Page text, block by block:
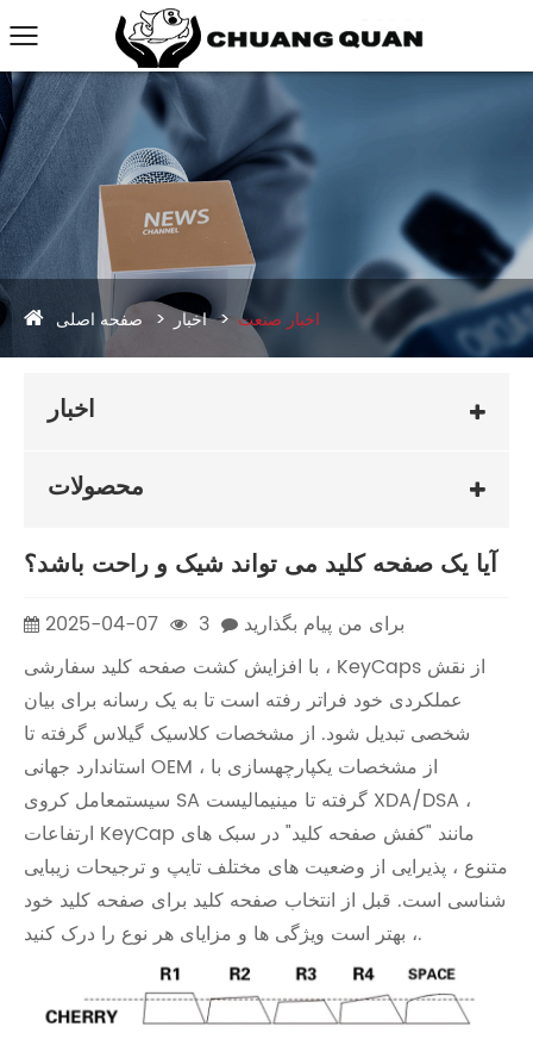
صفحه اصلی اخبار اخبار صنعت
اخبار
محصولات
آیا یک صفحه کلید می تواند شیک و راحت باشد؟
2025-04-07 3
برای من پیام بگذارید
با افزایش کشت صفحه کلید سفارشی ، KeyCaps از نقش
عملکردی خود فراتر رفته است تا به یک رسانه برای بیان
شخصی تبدیل شود. از مشخصات کلاسیک گیلاس گرفته تا
استاندارد جهانی OEM ، از مشخصات یکپارچهسازی با
سیستمعامل کروی SA گرفته تا مینیمالیست XDA/DSA ،
ارتفاعات KeyCap مانند "کفش صفحه کلید" در سبک های
متنوع ، پذیرایی از وضعیت های مختلف تایپ و ترجیحات زیبایی
شناسی است. قبل از انتخاب صفحه کلید برای صفحه کلید خود
، بهتر است ویژگی ها و مزایای هر نوع را درک کنید.